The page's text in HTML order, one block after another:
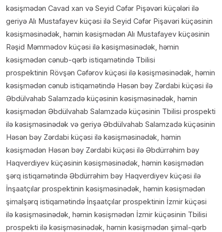
kəsişmədən Cavad xan və Seyid Cəfər Pişəvəri küçələri ilə
geriyə Alı Mustafayev küçəsi ilə Seyid Cəfər Pişəvəri küçəsinin
kəsişməsinədək, həmin kəsişmədən Alı Mustafayev küçəsinin
Rəşid Məmmədov küçəsi ilə kəsişməsinədək, həmin
kəsişmədən cənub-qərb istiqamətində Tbilisi
prospektinin Rövşən Cəfərov küçəsi ilə kəsişməsinədək, həmin
kəsişmədən cənub istiqamətində Həsən bəy Zərdabi küçəsi ilə
Əbdülvahab Salamzadə küçəsinin kəsişməsinədək, həmin
kəsişmədən Əbdülvahab Salamzadə küçəsinin Tbilisi prospekti
ilə kəsişməsinədək və geriyə Əbdülvahab Salamzadə küçəsinin
Həsən bəy Zərdabi küçəsi ilə kəsişməsinədək, həmin
kəsişmədən Həsən bəy Zərdabi küçəsi ilə Əbdürrəhim bəy
Haqverdiyev küçəsinin kəsişməsinədək, həmin kəsişmədən
şərq istiqamətində Əbdürrəhim bəy Haqverdiyev küçəsi ilə
İnşaatçılar prospektinin kəsişməsinədək, həmin kəsişmədən
şimalşərq istiqamətində İnşaatçılar prospektinin İzmir küçəsi
ilə kəsişməsinədək, həmin kəsişmədən İzmir küçəsinin Tbilisi
prospekti ilə kəsişməsinədək, həmin kəsişmədən şimal-qərb